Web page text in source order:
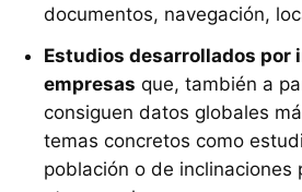
documentos, navegación,
Estudios desarrollados por
empresas que, también a
consiguen datos globales
temas concretos como
población o de inclinaciones